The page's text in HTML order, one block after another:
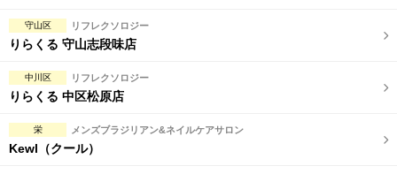
守山区 リフレクソロジー
りらくる 守山志段味店
中川区 リフレクソロジー
りらくる 中区松原店
栄 メンズブラジリアン&ネイルケアサロン
Kewl（クール）